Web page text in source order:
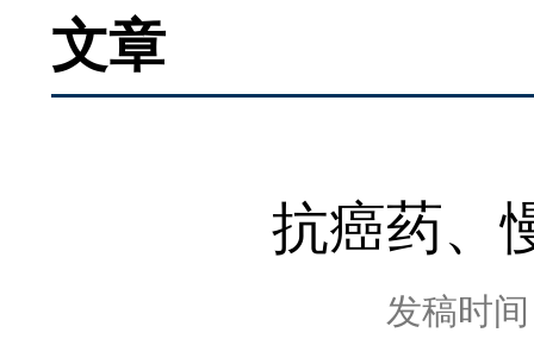
文章
抗癌药、
发稿时